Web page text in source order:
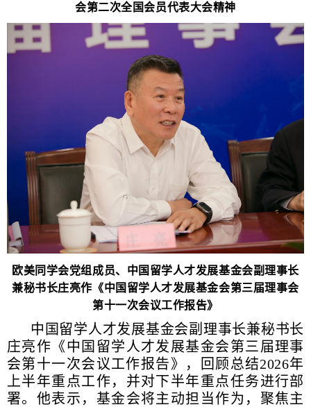
会第二次全国会员代表大会精神
欧美同学会党组成员、中国留学人才发展基金会副理事长
兼秘书长庄亮作《中国留学人才发展基金会第三届理事会
第十一次会议工作报告》
中国留学人才发展基金会副理事长兼秘书长
庄亮作《中国留学人才发展基金会第三届理事
会第十一次会议工作报告》，回顾总结2026年
上半年重点工作，并对下半年重点任务进行部
署。他表示，基金会将主动担当作为，聚焦主